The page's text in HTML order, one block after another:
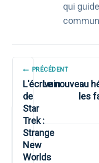
qui
NAVIGATION
DE
L’ARTICLE
PRÉCÉDENT
L'écrivain
de
Star
Trek :
Strange
New
Worlds
Le nouveau
les